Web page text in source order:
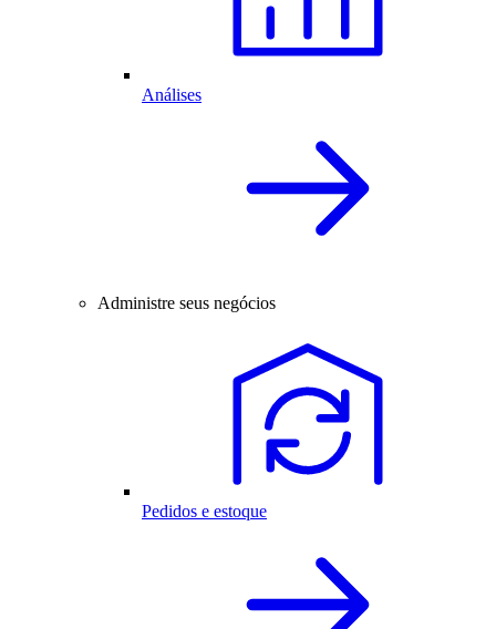
Análises
Administre seus negócios
Pedidos e estoque